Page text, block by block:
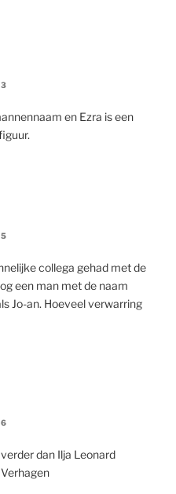
en Ezra is een
collega gehad met de
een man met de naam
Jo-an. Hoeveel verwarring
dan Ilja Leonard